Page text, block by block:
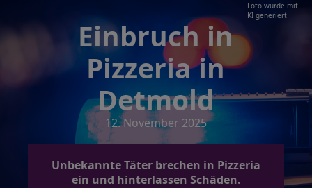
Foto wurde mit
KI generiert
Einbruch in
Pizzeria in
Detmold
12. November 2025
Unbekannte Täter brechen in Pizzeria
ein und hinterlassen Schäden.